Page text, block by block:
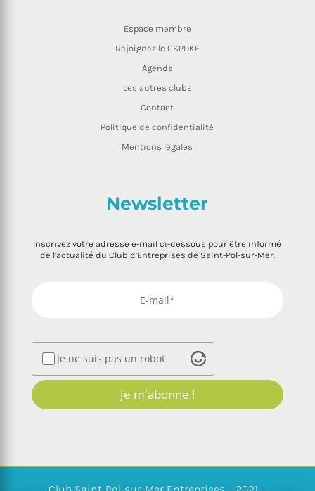
Espace membre
Rejoignez le CSPDKE
Agenda
Les autres clubs
Contact
Politique de confidentialité
Mentions légales
Newsletter
Inscrivez votre adresse e-mail ci-dessous pour être informé
de l’actualité du Club d’Entreprises de Saint-Pol-sur-Mer.
Je ne suis pas un robot
Je m'abonne !